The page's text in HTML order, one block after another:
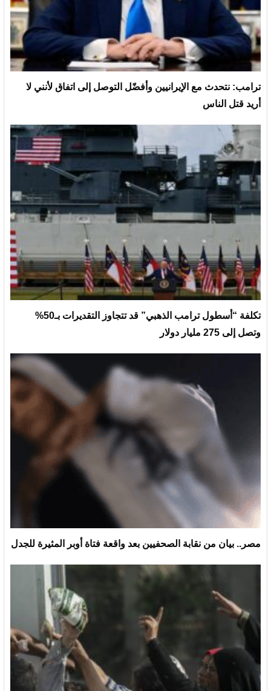
ترامب: نتحدث مع الإيرانيين وأفضّل التوصل إلى اتفاق لأنني لا
أريد قتل الناس
تكلفة “أسطول ترامب الذهبي” قد تتجاوز التقديرات بـ50%
وتصل إلى 275 مليار دولار
مصر.. بيان من نقابة الصحفيين بعد واقعة فتاة أوبر المثيرة للجدل